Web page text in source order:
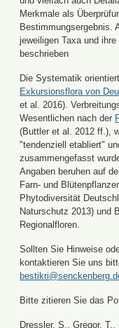
Merkmale als
Bestimmungsergebnis.
jeweiligen Taxa und
beschrieben
Die Systematik
Exkursionsflora von
et al. 2016).
Wesentlichen nach der
(Buttler et al. 2012 ff.),
"tendenziell etabliert"
zusammengefasst
Angaben beruhen auf
Farn- und
Phytodiversität
Naturschutz 2013) und
Regionalfloren.
Sollten Sie Hinweise
kontaktieren Sie uns
Bitte zitieren Sie das
Dressler, S., Gregor,